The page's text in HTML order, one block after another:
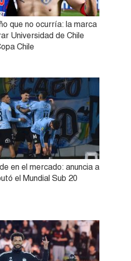
que no ocurría: la marca
Universidad de Chile
Chile
en el mercado: anuncia a
el Mundial Sub 20